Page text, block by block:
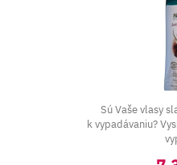
Sú Vaše vlasy
k vypadávaniu?